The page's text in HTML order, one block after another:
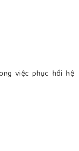
việc phục hồi hệ